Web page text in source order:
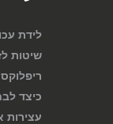
לידת
שיטות
כיצד
עצירות